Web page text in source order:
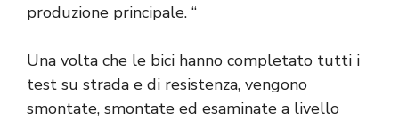
produzione principale. “
Una volta che le bici hanno completato tutti i
test su strada e di resistenza, vengono
smontate, smontate ed esaminate a livello